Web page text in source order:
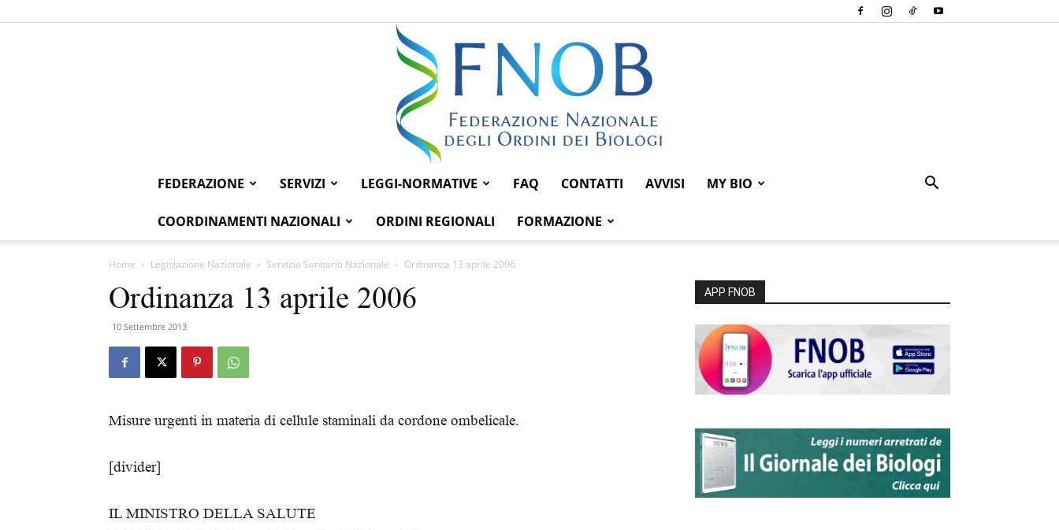
Federazione
FEDERAZIONE SERVIZI LEGGI-NORMATIVE FAQ CONTATTI AVVISI MY BIO
COORDINAMENTI NAZIONALI ORDINI REGIONALI FORMAZIONE
Home Legislazione Nazionale Servizio Sanitario Nazionale Ordinanza 13 aprile 2006
Ordinanza 13 aprile 2006
10 Settembre 2013
Misure urgenti in materia di cellule staminali da cordone ombelicale.
[divider]
IL MINISTRO DELLA SALUTE
APP FNOB